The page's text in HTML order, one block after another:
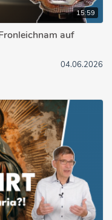
15:59
auf
04.06.2026